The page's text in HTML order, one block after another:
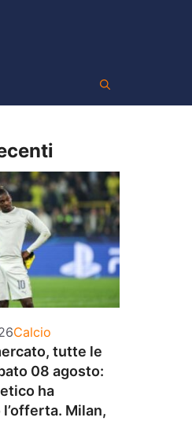
Categorie
Calcio
tutte le
08 agosto:
ha
Milan,